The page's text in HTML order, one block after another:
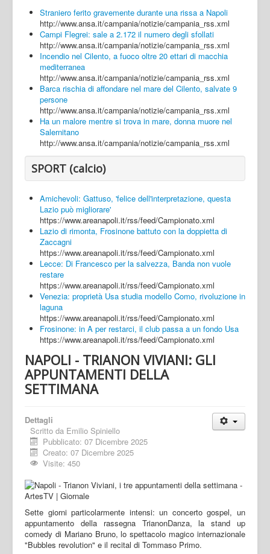
Straniero ferito gravemente durante una rissa a Napoli
http://www.ansa.it/campania/notizie/campania_rss.xml
Campi Flegrei: sale a 2.172 il numero degli sfollati
http://www.ansa.it/campania/notizie/campania_rss.xml
Incendio nel Cilento, a fuoco oltre 20 ettari di macchia
mediterranea
http://www.ansa.it/campania/notizie/campania_rss.xml
Barca rischia di affondare nel mare del Cilento, salvate 9
persone
http://www.ansa.it/campania/notizie/campania_rss.xml
Ha un malore mentre si trova in mare, donna muore nel
Salernitano
http://www.ansa.it/campania/notizie/campania_rss.xml
SPORT (calcio)
Amichevoli: Gattuso, 'felice dell'interpretazione, questa
Lazio può migliorare'
https://www.areanapoli.it/rss/feed/Campionato.xml
Lazio di rimonta, Frosinone battuto con la doppietta di
Zaccagni
https://www.areanapoli.it/rss/feed/Campionato.xml
Lecce: Di Francesco per la salvezza, Banda non vuole
restare
https://www.areanapoli.it/rss/feed/Campionato.xml
Venezia: proprietà Usa studia modello Como, rivoluzione in
laguna
https://www.areanapoli.it/rss/feed/Campionato.xml
Frosinone: in A per restarci, il club passa a un fondo Usa
https://www.areanapoli.it/rss/feed/Campionato.xml
NAPOLI - TRIANON VIVIANI: GLI
APPUNTAMENTI DELLA
SETTIMANA
Dettagli
Scritto da Emilio Spiniello
Pubblicato: 07 Dicembre 2025
Creato: 07 Dicembre 2025
Visite: 450
Sette giorni particolarmente intensi: un concerto gospel, un
appuntamento della rassegna TrianonDanza, la stand up
comedy di Mariano Bruno, lo spettacolo magico internazionale
"Bubbles revolution" e il recital di Tommaso Primo.